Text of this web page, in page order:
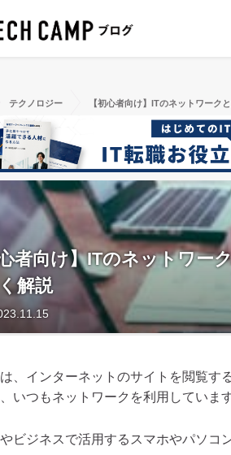
テクノロジー 【初心者向け】ITのネットワーク
心者向け】ITのネットワー
解説
、インターネットのサイトを閲覧す
いつもネットワークを利用しています
ビジネスで活用するスマホやパソコン